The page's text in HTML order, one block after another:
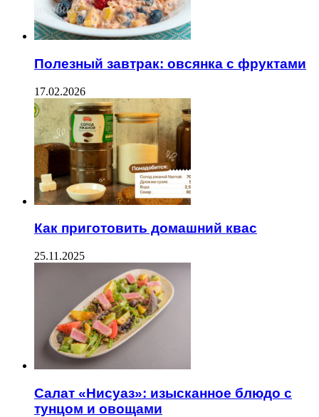
Полезный завтрак: овсянка с фруктами
17.02.2026
Как приготовить домашний квас
25.11.2025
Салат «Нисуаз»: изысканное блюдо с
тунцом и овощами